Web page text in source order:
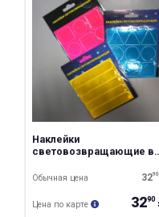
Наклейки
световозвращающие в
3290
Обычная цена
3290
Цена по карте